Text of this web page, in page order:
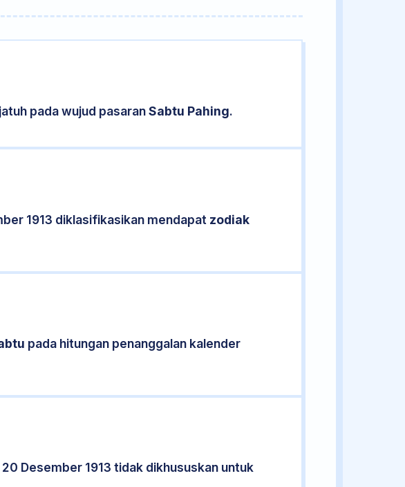
pada wujud pasaranSabtu Pahing.
1913 diklasifikasikan mendapat zodiak
pada hitungan penanggalan kalender
Desember 1913 tidak dikhususkan untuk